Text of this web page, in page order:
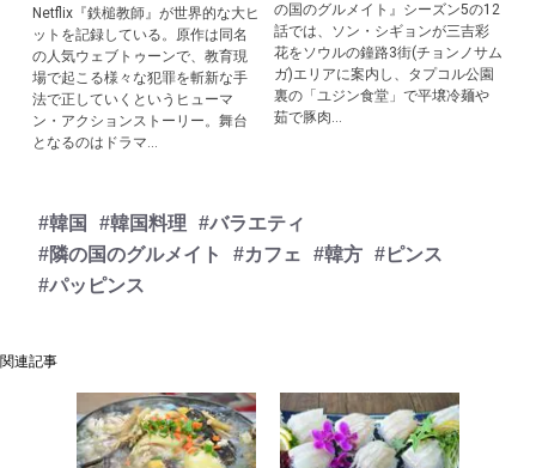
Netflix『鉄槌教師』が世界的な大ヒ
ットを記録している。原作は同名
の人気ウェブトゥーンで、教育現
場で起こる様々な犯罪を斬新な手
法で正していくというヒューマ
ン・アクションストーリー。舞台
となるのはドラマ...
の国のグルメイト』シーズン5の12
話では、ソン・シギョンが三吉彩
花をソウルの鐘路3街(チョンノサム
ガ)エリアに案内し、タプコル公園
裏の「ユジン食堂」で平壌冷麺や
茹で豚肉...
#韓国 #韓国料理
#バラエティ
#隣の国のグルメイト
#カフェ #韓方 #ピンス
#パッピンス
関連記事